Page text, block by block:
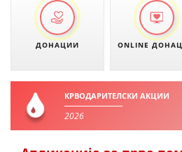
ДОНАЦИИ ONLINE
КРВОДАРИТЕЛСКИ АКЦИИ
2026